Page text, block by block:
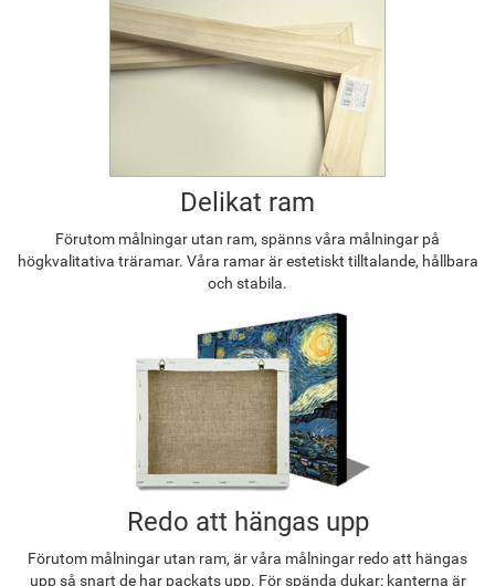
Delikat ram
Förutom målningar utan ram, spänns våra målningar på
högkvalitativa träramar. Våra ramar är estetiskt tilltalande, hållbara
och stabila.
Redo att hängas upp
Förutom målningar utan ram, är våra målningar redo att hängas
upp så snart de har packats upp. För spända dukar: kanterna är